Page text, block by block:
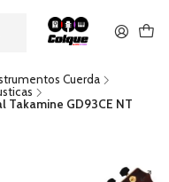
con transferencia bancaria
descuento no es
a gastos de envío.
Cuerda
GD93CE NT